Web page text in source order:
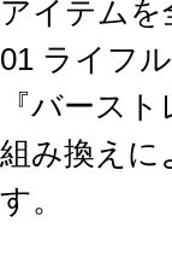
アイテム
01 ライフ
『バース
組み換えに
す。